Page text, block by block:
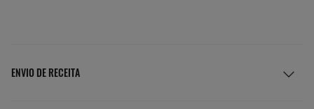
ENVIO DE RECEITA